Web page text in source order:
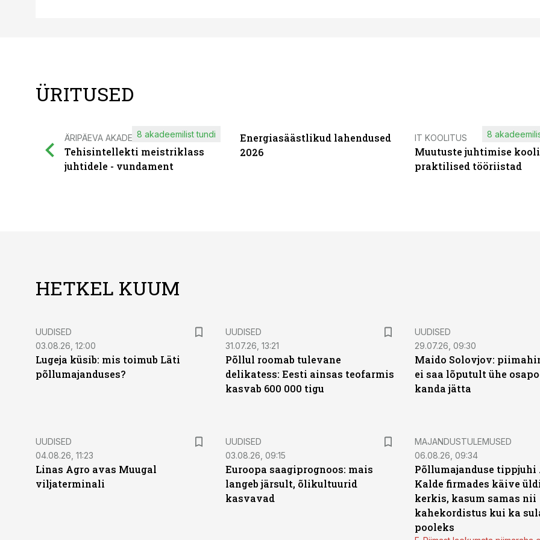
ÜRITUSED
ÄRIPÄEVA AKADEEMIA
Tehisintellekti meistriklass
juhtidele - vundament
8 akadeemilist tundi
Energiasäästlikud lahendused
2026
IT KOOLITUS
Muutuste juhtimise
praktilised tööriistad
8
HETKEL KUUM
UUDISED
03.08.26, 12:00
Lugeja küsib: mis toimub Läti
põllumajanduses?
UUDISED
31.07.26, 13:21
Põllul roomab tulevane
delikatess: Eesti ainsas teofarmis
kasvab 600 000 tigu
UUDISED
29.07.26, 09:30
Maido Solovjov:
ei saa lõputult ühe
kanda jätta
UUDISED
04.08.26, 11:23
Linas Agro avas Muugal
viljaterminali
UUDISED
03.08.26, 09:15
Euroopa saagiprognoos: mais
langeb järsult, õlikultuurid
kasvavad
MAJANDUSTULEMUSED
06.08.26, 09:34
Põllumajanduse tippjuhi
Kalde firmades käive
kerkis, kasum samas nii
kahekordistus kui ka
pooleks